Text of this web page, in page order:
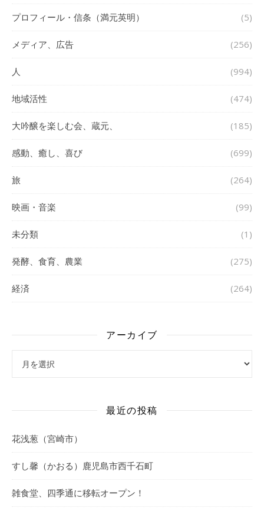
プロフィール・信条（満元英明） (5)
メディア、広告 (256)
人 (994)
地域活性 (474)
大吟醸を楽しむ会、蔵元、 (185)
感動、癒し、喜び (699)
旅 (264)
映画・音楽 (99)
未分類 (1)
発酵、食育、農業 (275)
経済 (264)
アーカイブ
最近の投稿
花浅葱（宮崎市）
すし馨（かおる）鹿児島市西千石町
雑食堂、四季通に移転オープン！